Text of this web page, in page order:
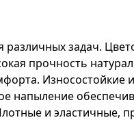
задач.
прочность
Износостойкие
напыление
и эластичные,